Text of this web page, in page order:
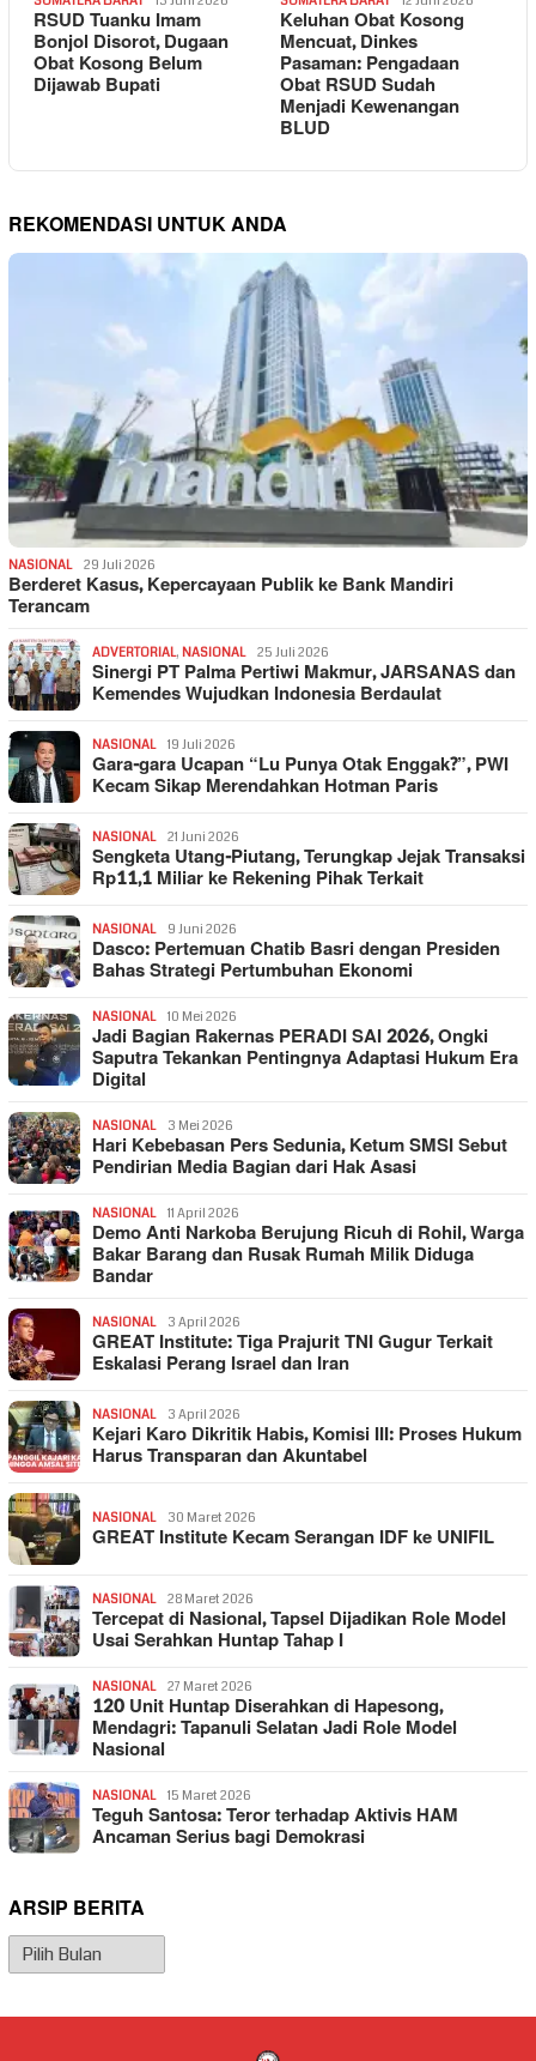
RSUD Tuanku Imam
Bonjol Disorot, Dugaan
Obat Kosong Belum
Dijawab Bupati
Keluhan Obat Kosong
Mencuat, Dinkes
Pasaman: Pengadaan
Obat RSUD Sudah
Menjadi Kewenangan
BLUD
REKOMENDASI UNTUK ANDA
NASIONAL 29 Juli 2026
Berderet Kasus, Kepercayaan Publik ke Bank Mandiri
Terancam
ADVERTORIAL, NASIONAL 25 Juli 2026
Sinergi PT Palma Pertiwi Makmur, JARSANAS dan
Kemendes Wujudkan Indonesia Berdaulat
NASIONAL 19 Juli 2026
Gara-gara Ucapan “Lu Punya Otak Enggak?”, PWI
Kecam Sikap Merendahkan Hotman Paris
NASIONAL 21 Juni 2026
Sengketa Utang-Piutang, Terungkap Jejak Transaksi
Rp11,1 Miliar ke Rekening Pihak Terkait
NASIONAL 9 Juni 2026
Dasco: Pertemuan Chatib Basri dengan Presiden
Bahas Strategi Pertumbuhan Ekonomi
NASIONAL 10 Mei 2026
Jadi Bagian Rakernas PERADI SAI 2026, Ongki
Saputra Tekankan Pentingnya Adaptasi Hukum Era
Digital
NASIONAL 3 Mei 2026
Hari Kebebasan Pers Sedunia, Ketum SMSI Sebut
Pendirian Media Bagian dari Hak Asasi
NASIONAL 11 April 2026
Demo Anti Narkoba Berujung Ricuh di Rohil, Warga
Bakar Barang dan Rusak Rumah Milik Diduga
Bandar
NASIONAL 3 April 2026
GREAT Institute: Tiga Prajurit TNI Gugur Terkait
Eskalasi Perang Israel dan Iran
NASIONAL 3 April 2026
Kejari Karo Dikritik Habis, Komisi III: Proses Hukum
Harus Transparan dan Akuntabel
NASIONAL 30 Maret 2026
GREAT Institute Kecam Serangan IDF ke UNIFIL
NASIONAL 28 Maret 2026
Tercepat di Nasional, Tapsel Dijadikan Role Model
Usai Serahkan Huntap Tahap I
NASIONAL 27 Maret 2026
120 Unit Huntap Diserahkan di Hapesong,
Mendagri: Tapanuli Selatan Jadi Role Model
Nasional
NASIONAL 15 Maret 2026
Teguh Santosa: Teror terhadap Aktivis HAM
Ancaman Serius bagi Demokrasi
ARSIP BERITA
Arsip
Berita